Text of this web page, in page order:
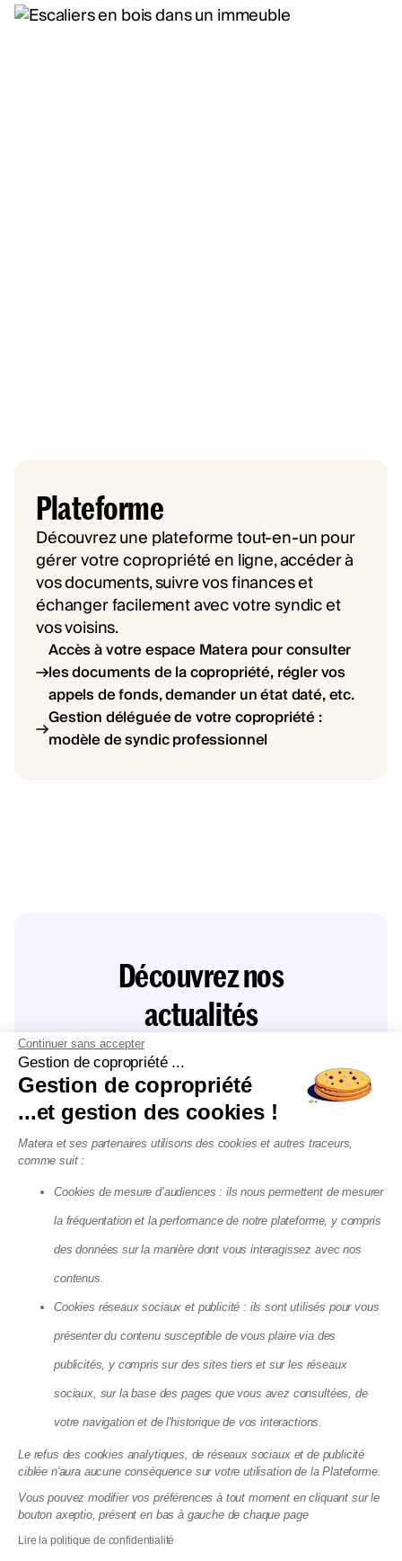
Plateforme
Découvrez une plateforme tout-en-un pour
gérer votre copropriété en ligne, accéder à
vos documents, suivre vos finances et
échanger facilement avec votre syndic et
vos voisins.
Accès à votre espace Matera pour consulter
les documents de la copropriété, régler vos
appels de fonds, demander un état daté, etc.
Gestion déléguée de votre copropriété :
modèle de syndic professionnel
Découvrez nos
actualités
Incendies dans des immeubles cet été
2026 : ce que la loi impose vraiment à
votre syndic
03.08.2026
Continuer sans accepter
Gestion de copropriété ...
Gestion de copropriété
...et gestion des cookies !
Matera et ses partenaires utilisons des cookies et autres traceurs,
comme suit :
Cookies de mesure d’audiences : ils nous permettent de mesurer
la fréquentation et la performance de notre plateforme, y compris
des données sur la manière dont vous interagissez avec nos
contenus.
Cookies réseaux sociaux et publicité : ils sont utilisés pour vous
présenter du contenu susceptible de vous plaire via des
publicités, y compris sur des sites tiers et sur les réseaux
sociaux, sur la base des pages que vous avez consultées, de
votre navigation et de l'historique de vos interactions.
Le refus des cookies analytiques, de réseaux sociaux et de publicité
ciblée n'aura aucune conséquence sur votre utilisation de la Plateforme.
Vous pouvez modifier vos préférences à tout moment en cliquant sur le
bouton axeptio, présent en bas à gauche de chaque page
Lire la politique de confidentialité